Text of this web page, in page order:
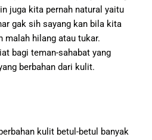
juga kita pernah natural yaitu
gak sih sayang kan bila kita
malah hilang atau tukar.
bagi teman-sahabat yang
berbahan dari kulit.
kulit betul-betul banyak